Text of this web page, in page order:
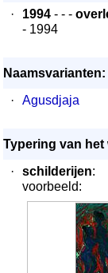
·
1994 - - -
- 1994
Naamsvarianten:
·
Agusdjaja
Typering van het
·
schilderijen:
voorbeeld: